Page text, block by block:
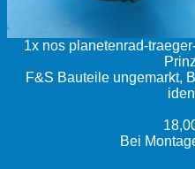
1x nos planetenrad-
F&S Bauteile ungemarkt,
Bei